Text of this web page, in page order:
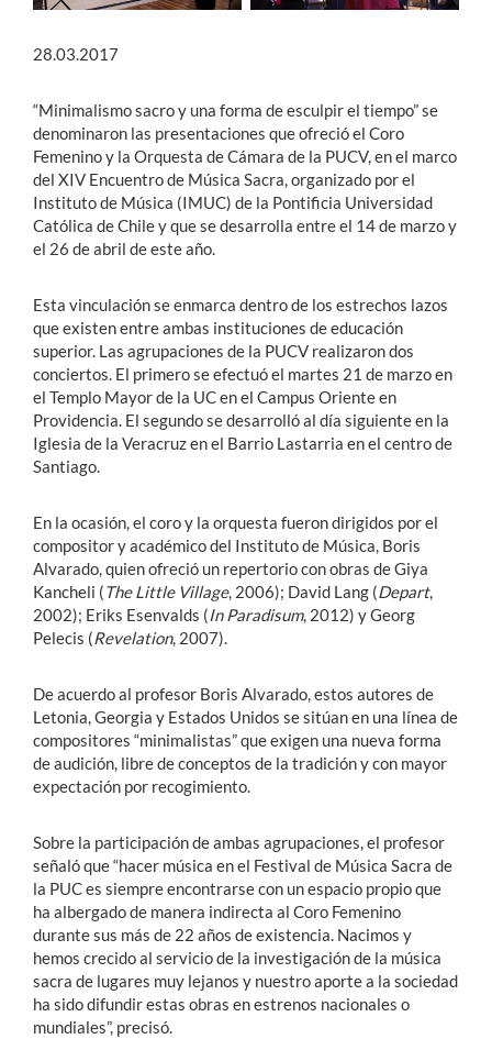
28.03.2017
“Minimalismo sacro y una forma de esculpir el tiempo” se
denominaron las presentaciones que ofreció el Coro
Femenino y la Orquesta de Cámara de la PUCV, en el marco
del XIV Encuentro de Música Sacra, organizado por el
Instituto de Música (IMUC) de la Pontificia Universidad
Católica de Chile y que se desarrolla entre el 14 de marzo y
el 26 de abril de este año.
Esta vinculación se enmarca dentro de los estrechos lazos
que existen entre ambas instituciones de educación
superior. Las agrupaciones de la PUCV realizaron dos
conciertos. El primero se efectuó el martes 21 de marzo en
el Templo Mayor de la UC en el Campus Oriente en
Providencia. El segundo se desarrolló al día siguiente en la
Iglesia de la Veracruz en el Barrio Lastarria en el centro de
Santiago.
En la ocasión, el coro y la orquesta fueron dirigidos por el
compositor y académico del Instituto de Música, Boris
Alvarado, quien ofreció un repertorio con obras de Giya
Kancheli (The Little Village, 2006); David Lang (Depart,
2002); Eriks Esenvalds (In Paradisum, 2012) y Georg
Pelecis (Revelation, 2007).
De acuerdo al profesor Boris Alvarado, estos autores de
Letonia, Georgia y Estados Unidos se sitúan en una línea de
compositores “minimalistas” que exigen una nueva forma
de audición, libre de conceptos de la tradición y con mayor
expectación por recogimiento.
Sobre la participación de ambas agrupaciones, el profesor
señaló que “hacer música en el Festival de Música Sacra de
la PUC es siempre encontrarse con un espacio propio que
ha albergado de manera indirecta al Coro Femenino
durante sus más de 22 años de existencia. Nacimos y
hemos crecido al servicio de la investigación de la música
sacra de lugares muy lejanos y nuestro aporte a la sociedad
ha sido difundir estas obras en estrenos nacionales o
mundiales”, precisó.